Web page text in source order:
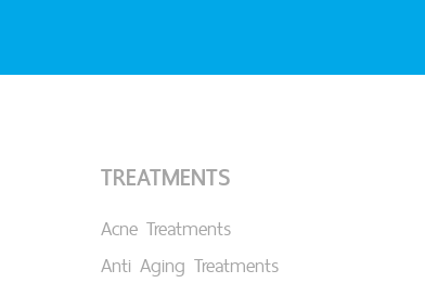
TREATMENTS
Acne Treatments
Anti Aging Treatments